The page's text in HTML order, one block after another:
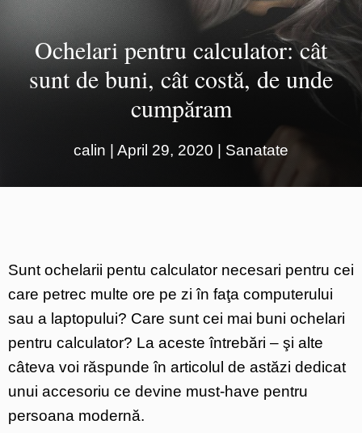
Ochelari pentru calculator: cât
sunt de buni, cât costă, de unde
cumpăram
calin | April 29, 2020 | Sanatate
Sunt ochelarii pentu calculator necesari pentru cei
care petrec multe ore pe zi în faţa computerului
sau a laptopului? Care sunt cei mai buni ochelari
pentru calculator? La aceste întrebări – şi alte
câteva voi răspunde în articolul de astăzi dedicat
unui accesoriu ce devine must-have pentru
persoana modernă.